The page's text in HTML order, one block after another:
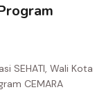
SEHATI, Wali Kota
CEMARA